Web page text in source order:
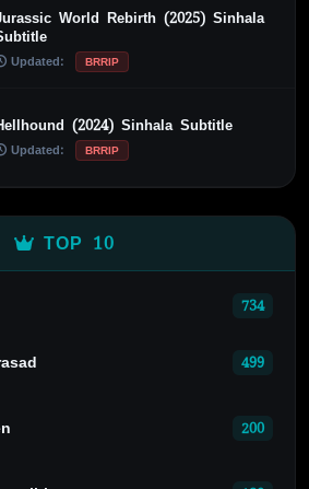
World Rebirth (2025) Sinhala
Updated: BRRIP
(2024) Sinhala Subtitle
Updated: BRRIP
TOP 10
734
499
200